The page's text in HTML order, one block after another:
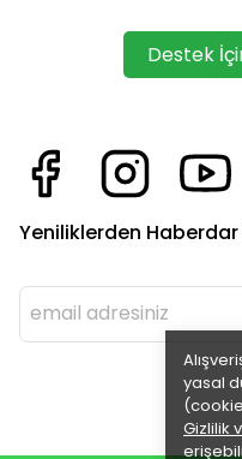
yasal
Gizlilik
Destek
Yeniliklerden Haberdar